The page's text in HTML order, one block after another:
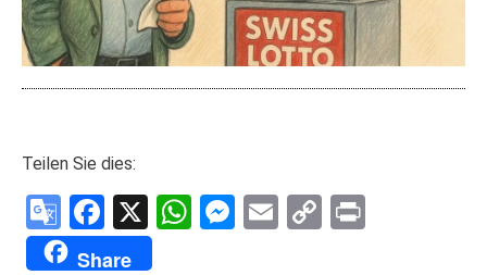
Teilen Sie dies:
Google
Translate
Facebook
X WhatsApp
Messenger
Email
Copy
Share